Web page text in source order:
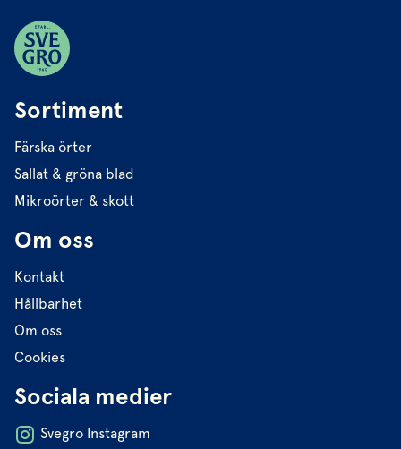
Sortiment
Färska örter
Sallat & gröna blad
Mikroörter & skott
Om oss
Kontakt
Hållbarhet
Om oss
Cookies
Sociala medier
Svegro Instagram